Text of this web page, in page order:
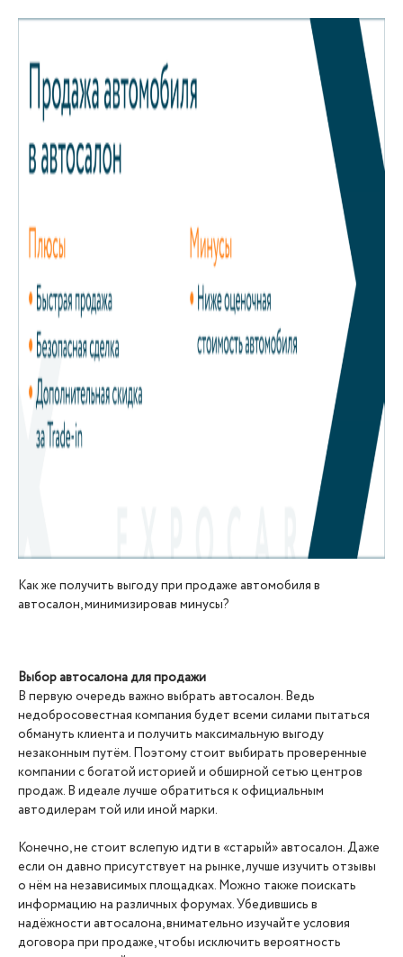
Как же получить выгоду при продаже автомобиля в
автосалон, минимизировав минусы?
Выбор автосалона для продажи
В первую очередь важно выбрать автосалон. Ведь
недобросовестная компания будет всеми силами пытаться
обмануть клиента и получить максимальную выгоду
незаконным путём. Поэтому стоит выбирать проверенные
компании с богатой историей и обширной сетью центров
продаж. В идеале лучше обратиться к официальным
автодилерам той или иной марки.
Конечно, не стоит вслепую идти в «старый» автосалон. Даже
если он давно присутствует на рынке, лучше изучить отзывы
о нём на независимых площадках. Можно также поискать
информацию на различных форумах. Убедившись в
надёжности автосалона, внимательно изучайте условия
договора при продаже, чтобы исключить вероятность